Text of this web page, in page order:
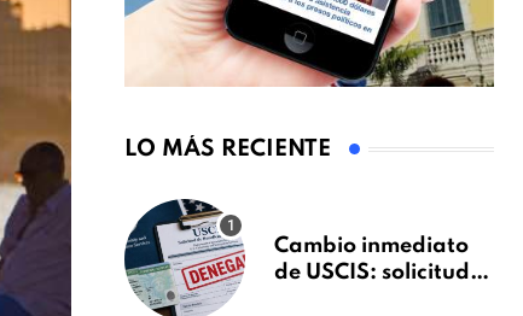
LO MÁS RECIENTE
Cambio inmediato
de USCIS: solicitudes